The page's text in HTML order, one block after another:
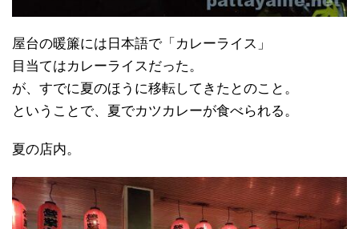
屋台の暖簾には日本語で「カレーライス」
目当てはカレーライスだった。
が、すでに夏のほうに移転してきたとのこと。
ということで、夏でカツカレーが食べられる。
夏の店内。